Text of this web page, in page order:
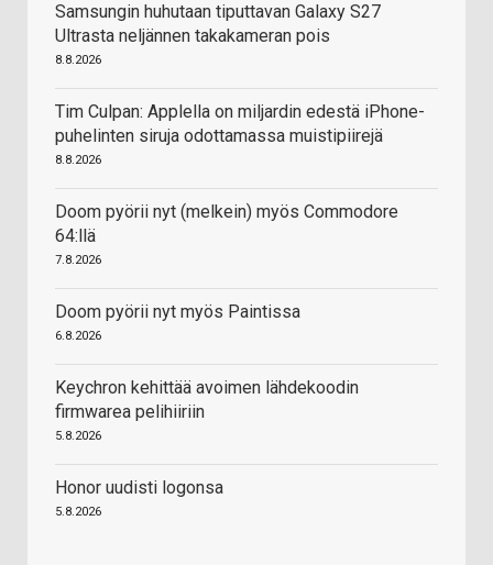
Samsungin huhutaan tiputtavan Galaxy S27
Ultrasta neljännen takakameran pois
8.8.2026
Tim Culpan: Applella on miljardin edestä iPhone-
puhelinten siruja odottamassa muistipiirejä
8.8.2026
Doom pyörii nyt (melkein) myös Commodore
64:llä
7.8.2026
Doom pyörii nyt myös Paintissa
6.8.2026
Keychron kehittää avoimen lähdekoodin
firmwarea pelihiiriin
5.8.2026
Honor uudisti logonsa
5.8.2026